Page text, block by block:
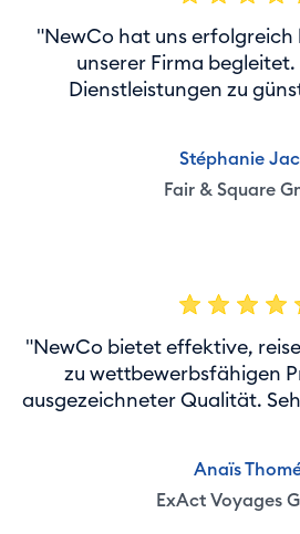
"NewCo hat uns erfolgreich
unserer Firma
Dienstleistungen zu
Stéphanie
Fair & Square
"NewCo bietet effektive,
zu wettbewerbsfähigen
ausgezeichneter Qualität.
Anaïs
ExAct Voyages